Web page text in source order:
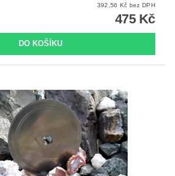
392,56 Kč bez DPH
475 Kč